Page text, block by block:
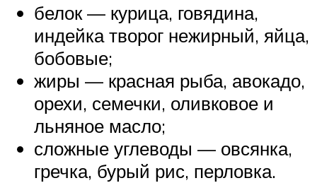
белок — курица, говядина,
индейка творог нежирный, яйца,
бобовые;
жиры — красная рыба, авокадо,
орехи, семечки, оливковое и
льняное масло;
сложные углеводы — овсянка,
гречка, бурый рис, перловка.